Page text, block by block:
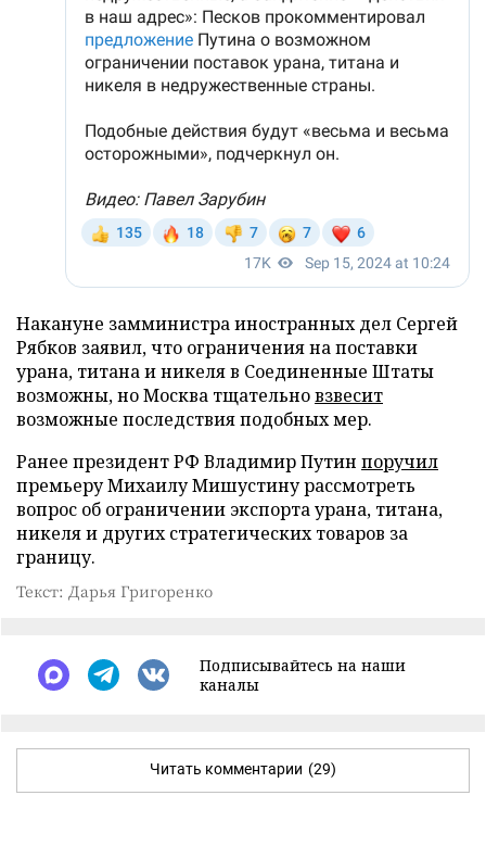
Накануне замминистра иностранных дел Сергей
Рябков заявил, что ограничения на поставки
урана, титана и никеля в Соединенные Штаты
возможны, но Москва тщательновзвесит
возможные последствия подобных мер.
Ранее президент РФ Владимир Путин поручил
премьеру Михаилу Мишустину рассмотреть
вопрос об ограничении экспорта урана, титана,
никеля и других стратегических товаров за
границу.
Текст: Дарья Григоренко
Подписывайтесь на наши
каналы
Читать комментарии (29)